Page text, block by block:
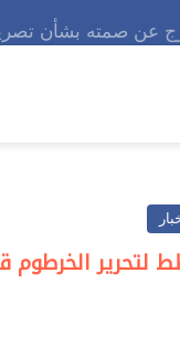
عن صمته بشأن
الخرطوم